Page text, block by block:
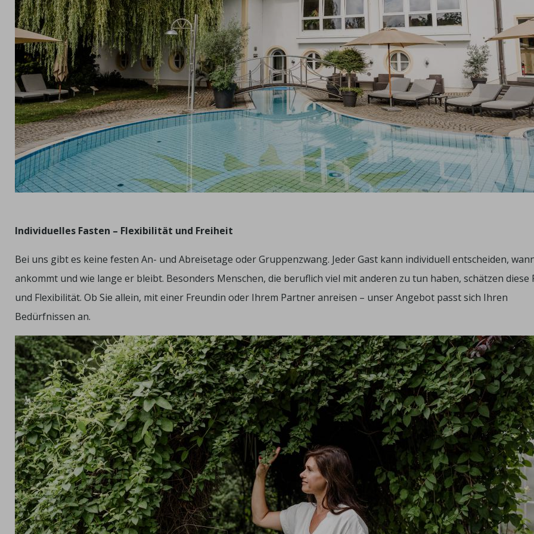
Individuelles Fasten – Flexibilität und Freiheit
Bei uns gibt es keine festen An- und Abreisetage oder Gruppenzwang. Jeder Gast kann individuell entscheiden,
ankommt und wie lange er bleibt. Besonders Menschen, die beruflich viel mit anderen zu tun haben, schätzen diese
und Flexibilität. Ob Sie allein, mit einer Freundin oder Ihrem Partner anreisen – unser Angebot passt sich Ihren
Bedürfnissen an.